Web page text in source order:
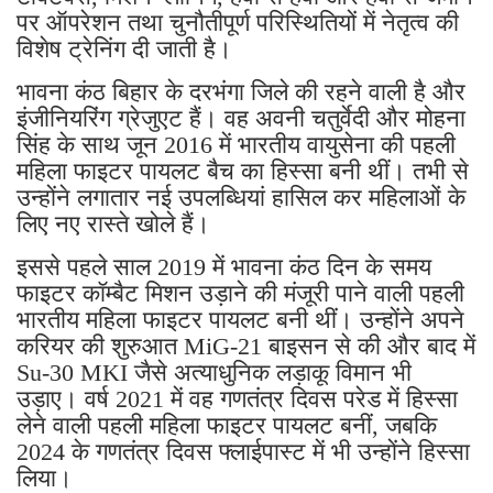
पर ऑपरेशन तथा चुनौतीपूर्ण परिस्थितियों में नेतृत्व की
विशेष ट्रेनिंग दी जाती है।
भावना कंठ बिहार के दरभंगा जिले की रहने वाली है और
इंजीनियरिंग ग्रेजुएट हैं। वह अवनी चतुर्वेदी और मोहना
सिंह के साथ जून 2016 में भारतीय वायुसेना की पहली
महिला फाइटर पायलट बैच का हिस्सा बनी थीं। तभी से
उन्होंने लगातार नई उपलब्धियां हासिल कर महिलाओं के
लिए नए रास्ते खोले हैं।
इससे पहले साल 2019 में भावना कंठ दिन के समय
फाइटर कॉम्बैट मिशन उड़ाने की मंजूरी पाने वाली पहली
भारतीय महिला फाइटर पायलट बनी थीं। उन्होंने अपने
करियर की शुरुआत MiG-21 बाइसन से की और बाद में
Su-30 MKI जैसे अत्याधुनिक लड़ाकू विमान भी
उड़ाए। वर्ष 2021 में वह गणतंत्र दिवस परेड में हिस्सा
लेने वाली पहली महिला फाइटर पायलट बनीं, जबकि
2024 के गणतंत्र दिवस फ्लाईपास्ट में भी उन्होंने हिस्सा
लिया।